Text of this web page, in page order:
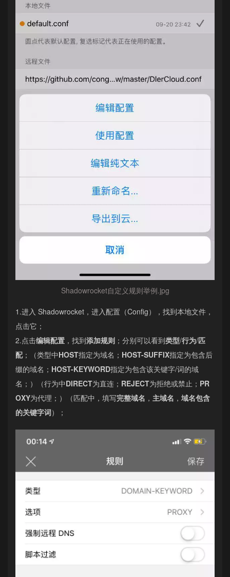
Shadowrocket自定义规则举例.jpg
1.进入 Shadowrocket，进入配置（Config），找到本地文件，
点击它；
2.点击编辑配置 ，找到添加规则 ；分别可以看到类型/行为/匹
配；（类型中HOST指定为域名； HOST-SUFFIX指定为包含后
缀的域名； HOST-KEYWORD指定为包含该关键字/词的域
名；）（行为中DIRECT为直连； REJECT为拒绝或禁止； PR
OXY为代理；）（匹配中，填写完整域名 ， 主域名 ， 域名包含
的关键字词）；